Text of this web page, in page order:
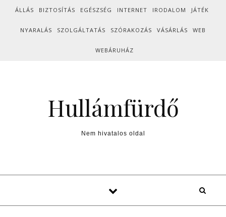
Skip to content
ÁLLÁS BIZTOSÍTÁS EGÉSZSÉG INTERNET IRODALOM JÁTÉK
NYARALÁS SZOLGÁLTATÁS SZÓRAKOZÁS VÁSÁRLÁS WEB
WEBÁRUHÁZ
Hullámfürdő
Nem hivatalos oldal